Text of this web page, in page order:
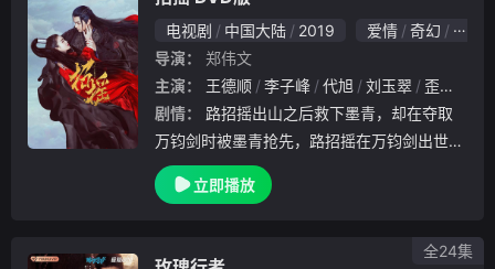
电视剧 中国大陆 2019 爱情 奇幻
古装
导演：
郑伟文
主演：
王德顺 李子峰 代旭 刘玉翠 歪歪
剧情：
万钧剑时被墨青抢先，路招摇在万钧剑出世的
巨大冲击下身受重伤，五年后伤愈回到自己的
门派中，发现墨青将自己的门派建立得更加强
立即播放
全24集